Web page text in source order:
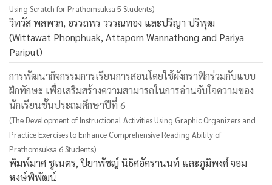
Using Scratch for Prathomsuksa 5 Students)
วิทวัส พลพวก, อรรถพร วรรณทอง และปริญา ปริพุฒ
(Wittawat Phonphuak, Attaporn Wannathong and Pariya
Pariput)
การพัฒนากิจกรรมการเรียนการสอนโดยใช้ผังกราฟิกร่วมกับแบบ
ฝึกทักษะ เพื่อเสริมสร้างความสามารถในการอ่านจับใจความของ
นักเรียนชั้นประถมศึกษาปีที่ 6
(The Development of Instructional Activities Using Graphic Organizers and
Practice Exercises to Enhance Comprehensive Reading Ability of
Prathomsuksa 6 Students)
พิมพ์มาศ ชูเนตร, ปิยาพัชญ์ นิธิศอัครานนท์ และภูมิพงศ์ จอม
หงษ์พิพัฒน์